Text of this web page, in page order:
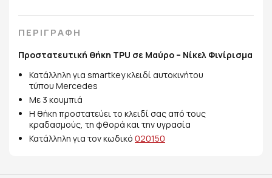
ΠΕΡΙΓΡΑΦΗ
Προστατευτική θήκη TPU σε Μαύρο – Νίκελ Φινίρισμα
Κατάλληλη για smartkey κλειδί αυτοκινήτου
τύπου Mercedes
Με 3 κουμπιά
Η θήκη προστατεύει το κλειδί σας από τους
κραδασμούς, τη φθορά και την υγρασία
Κατάλληλη για τον κωδικό 020150